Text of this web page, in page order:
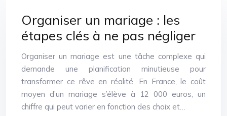
Organiser un mariage : les
étapes clés à ne pas négliger
Organiser un mariage est une tâche complexe qui
demande une planification minutieuse pour
transformer ce rêve en réalité. En France, le coût
moyen d’un mariage s’élève à 12 000 euros, un
chiffre qui peut varier en fonction des choix et…